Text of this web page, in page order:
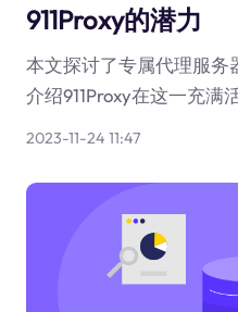
911Proxy的潜力
本文探讨了专属代理服务
介绍911Proxy在这一充满
2023-11-24 11:47